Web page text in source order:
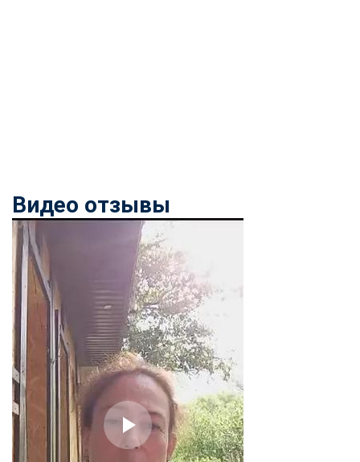
Видео отзывы